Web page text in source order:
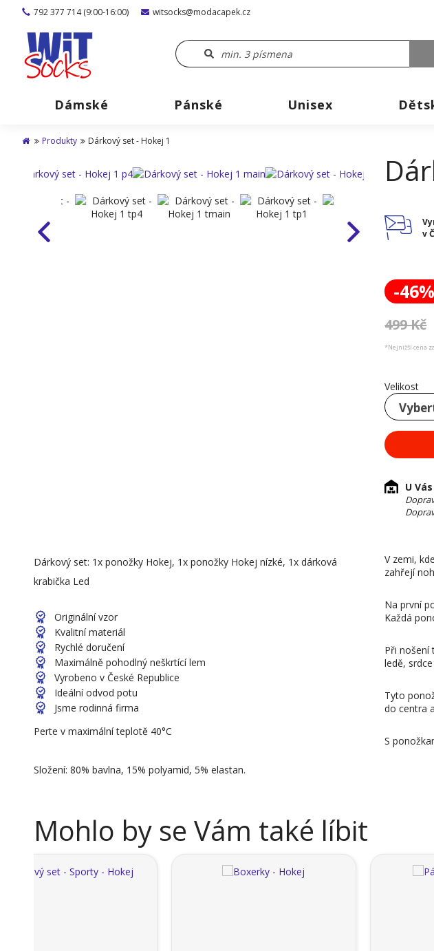
792 377 714 (9:00-16:00) witsocks@modacapek.cz
Dámské Pánské Unisex
Produkty Dárkový set - Hokej 1
v
-46%
499 Kč
*Nejnižší cena
Velikost
U
Dárkový set: 1x ponožky Hokej, 1x ponožky Hokej nízké, 1x dárková
krabička Led
Originální vzor
Kvalitní materiál
Rychlé doručení
Maximálně pohodlný neškrtící lem
Vyrobeno v České Republice
Ideální odvod potu
Jsme rodinná firma
Perte v maximální teplotě 40°C
Složení: 80% bavlna, 15% polyamid, 5% elastan.
V zemi,
zahřejí
Na první
Každá
Při nošení
ledě,
Tyto
do centra
S
Mohlo by se Vám také líbit